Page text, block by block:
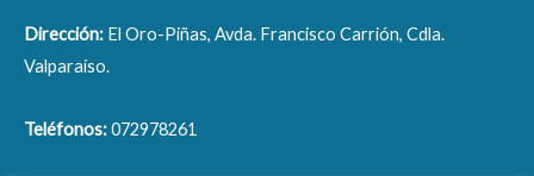
Dirección: El Oro-Piñas, Avda. Francisco Carrión, Cdla.
Valparaíso.
Teléfonos:072978261